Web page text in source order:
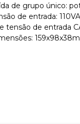
de grupo único:
de entrada:
tensão de entrada